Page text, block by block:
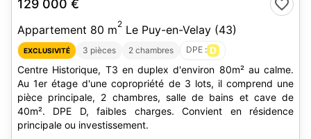
129 000 €
Appartement 80 m2 Le Puy-en-Velay (43)
EXCLUSIVITÉ 3 pièces 2 chambres DPE : D
Centre Historique, T3 en duplex d'environ 80m² au calme.
Au 1er étage d'une copropriété de 3 lots, il comprend une
pièce principale, 2 chambres, salle de bains et cave de
40m². DPE D, faibles charges. Convient en résidence
principale ou investissement.